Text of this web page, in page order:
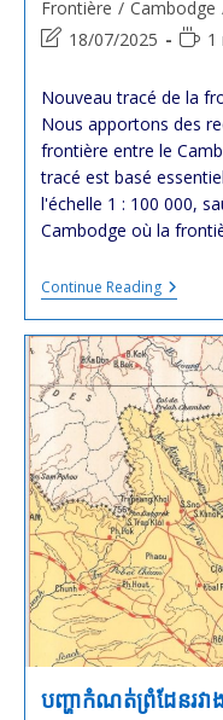
category:
Frontière / Cambodge
Post
modified:
18/07/2025 1
Nouveau tracé de la
Nous apportons des
frontière entre le
tracé est basé
l'échelle 1 : 100 000,
Cambodge où la
Continue ReadingBorne
Des
Entre
Le
Le
Laos
Et
Le
Vietnam
បញ្ហាកំណត់ព្រំដែនរវ